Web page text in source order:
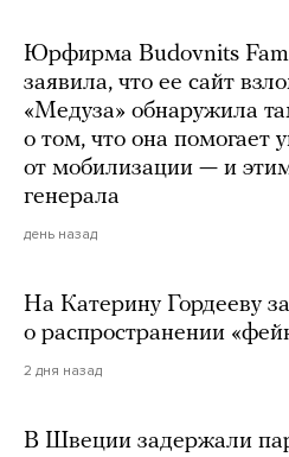
Юрфирма Budovnits
заявила, что ее сайт
«Медуза» обнаружила
о том, что она помогает
от мобилизации — и
генерала
день назад
На Катерину Гордееву
о распространении
2 дня назад
В Швеции задержали